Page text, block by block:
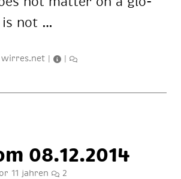
is not …
wirres.net | |
08.12.2014
11 jahren 2